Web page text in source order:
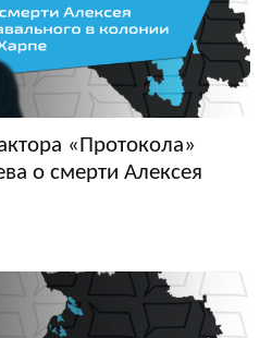
«Протокола»
о смерти Алексея